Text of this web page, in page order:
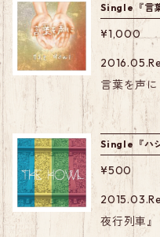
Single『言
¥1,000
言葉を声
Single『ハ
¥500